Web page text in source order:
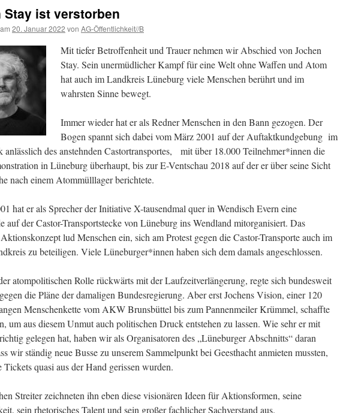
Stay ist verstorben
20. Januar 2022 von AG-Öffentlichkeit//B
Mit tiefer Betroffenheit und Trauer nehmen wir Abschied von Jochen
Stay. Sein unermüdlicher Kampf für eine Welt ohne Waffen und Atom
hat auch im Landkreis Lüneburg viele Menschen berührt und im
wahrsten Sinne bewegt.
Immer wieder hat er als Redner Menschen in den Bann gezogen. Der
Bogen spannt sich dabei vom März 2001 auf der Auftaktkundgebung im
anlässlich des anstehnden Castortransportes, mit über 18.000 Teilnehmer*innen die
in Lüneburg überhaupt, bis zur E-Ventschau 2018 auf der er über seine Sicht
nach einem Atommülllager berichtete.
hat er als Sprecher der Initiative X-tausendmal quer in Wendisch Evern eine
auf der Castor-Transportstecke von Lüneburg ins Wendland mitorganisiert. Das
lud Menschen ein, sich am Protest gegen die Castor-Transporte auch im
zu beteiligen. Viele Lüneburger*innen haben sich dem damals angeschlossen.
atompolitischen Rolle rückwärts mit der Laufzeitverlängerung, regte sich bundesweit
die Pläne der damaligen Bundesregierung. Aber erst Jochens Vision, einer 120
Menschenkette vom AKW Brunsbüttel bis zum Pannenmeiler Krümmel, schaffte
um aus diesem Unmut auch politischen Druck entstehen zu lassen. Wie sehr er mit
gelegen hat, haben wir als Organisatoren des „Lüneburger Abschnitts“ daran
wir ständig neue Busse zu unserem Sammelpunkt bei Geesthacht anmieten mussten,
quasi aus der Hand gerissen wurden.
Streiter zeichneten ihn eben diese visionären Ideen für Aktionsformen, seine
sein rhetorisches Talent und sein großer fachlicher Sachverstand aus.